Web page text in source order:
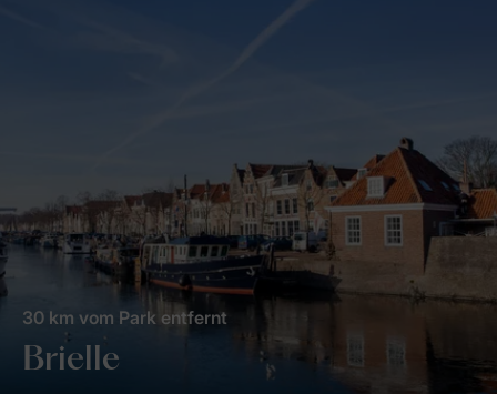
Brielle
30 km vom Park entfernt